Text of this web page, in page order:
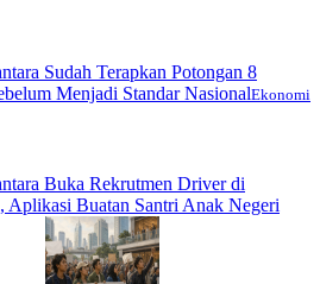
Sudah Terapkan Potongan 8
Menjadi Standar NasionalEkonomi
Buka Rekrutmen Driver di
Aplikasi Buatan Santri Anak Negeri